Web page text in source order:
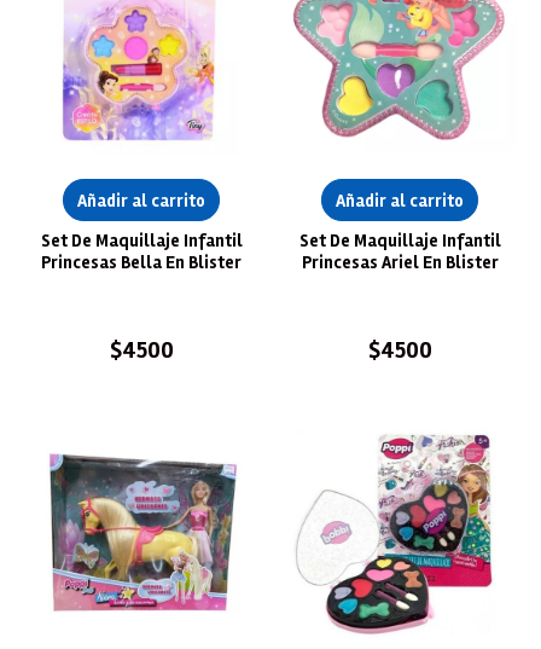
Añadir al carrito
Set De Maquillaje Infantil
Princesas Bella En Blister
$4500
Añadir al carrito
Set De Maquillaje Infantil
Princesas Ariel En Blister
$4500